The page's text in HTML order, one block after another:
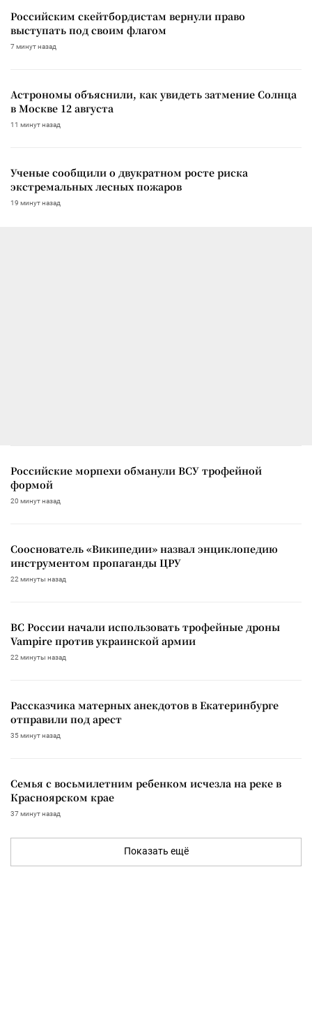
Российским скейтбордистам вернули право
выступать под своим флагом
7 минут назад
Астрономы объяснили, как увидеть затмение Солнца
в Москве 12 августа
11 минут назад
Ученые сообщили о двукратном росте риска
экстремальных лесных пожаров
19 минут назад
Российские морпехи обманули ВСУ трофейной
формой
20 минут назад
Сооснователь «Википедии» назвал энциклопедию
инструментом пропаганды ЦРУ
22 минуты назад
ВС России начали использовать трофейные дроны
Vampire против украинской армии
22 минуты назад
Рассказчика матерных анекдотов в Екатеринбурге
отправили под арест
35 минут назад
Семья с восьмилетним ребенком исчезла на реке в
Красноярском крае
37 минут назад
Показать ещё